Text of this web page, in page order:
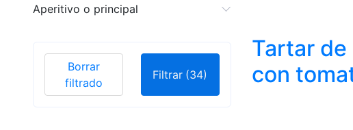
Aperitivo o principal
Filtrar (34)
Borrar
filtrado
Tartar de
con